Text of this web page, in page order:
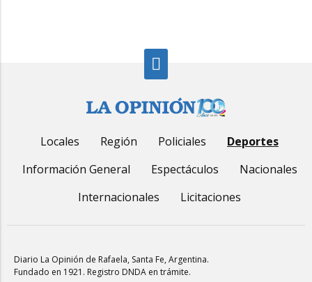
Locales Región Policiales
Deportes
Información General
Espectáculos
Nacionales
Internacionales
Licitaciones
Diario La Opinión de Rafaela, Santa Fe, Argentina.
Fundado en 1921. Registro DNDA en trámite.